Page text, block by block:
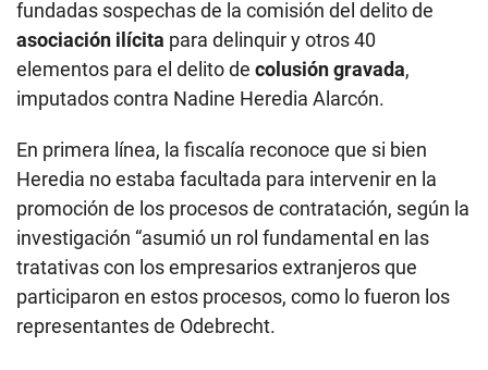
En primera línea, la fiscalía reconoce que si bien
Heredia no estaba facultada para intervenir en la
promoción de los procesos de contratación, según la
tratativas con los empresarios extranjeros que
participaron en estos procesos, como lo fueron los
representantes de Odebrecht.
Los colaboradores y testigos
La fiscalía ha presentado junto al requerimiento, las